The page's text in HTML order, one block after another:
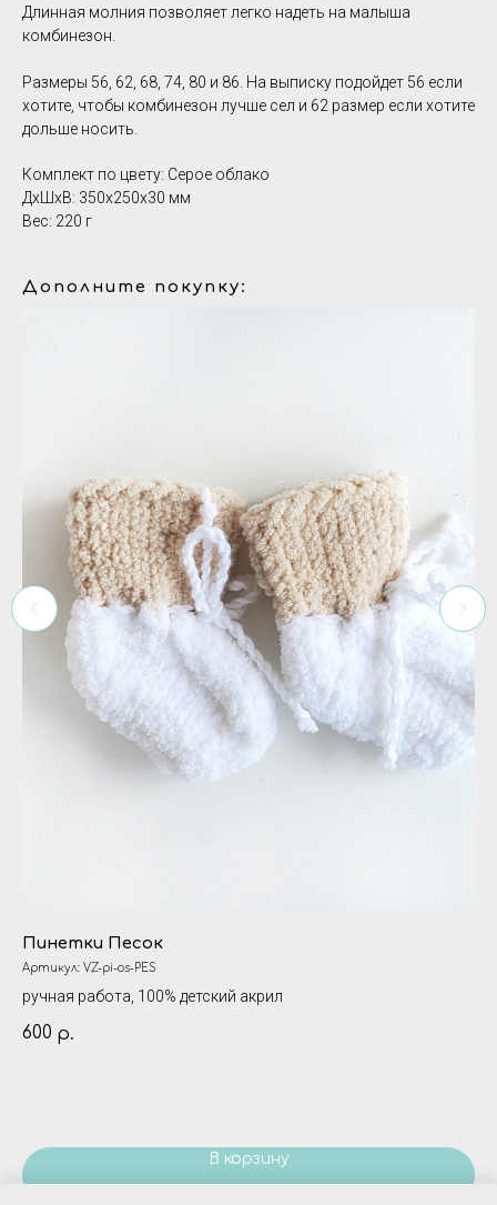
Длинная молния позволяет легко надеть на малыша
комбинезон.
Размеры 56, 62, 68, 74, 80 и 86. На выписку подойдет 56 если
хотите, чтобы комбинезон лучше сел и 62 размер если хотите
дольше носить.
Комплект по цвету: Серое облако
ДxШxВ: 350x250x30 мм
Вес: 220 г
Дополните покупку:
Пинетки Песок
Артикул: VZ-pi-os-PES
ручная работа, 100% детский акрил
600 р.
В корзину